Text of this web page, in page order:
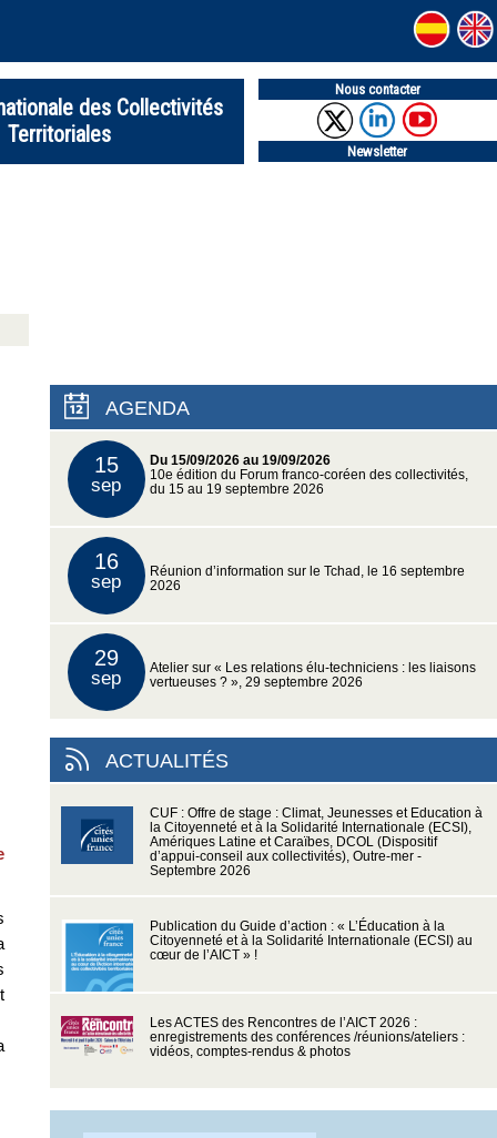
des Collectivités
Territoriales
Nous contacter
Newsletter
AGENDA
15
sep
Du 15/09/2026 au 19/09/2026
10e édition du Forum franco-coréen des collectivités,
du 15 au 19 septembre 2026
16
sep
Réunion d’information sur le Tchad, le 16 septembre
2026
29
sep
Atelier sur « Les relations élu-techniciens : les liaisons
vertueuses ? », 29 septembre 2026
ACTUALITÉS
CUF : Offre de stage : Climat, Jeunesses et Education à
la Citoyenneté et à la Solidarité Internationale (ECSI),
Amériques Latine et Caraïbes, DCOL (Dispositif
d’appui-conseil aux collectivités), Outre-mer -
Septembre 2026
Publication du Guide d’action : « L’Éducation à la
Citoyenneté et à la Solidarité Internationale (ECSI) au
cœur de l’AICT » !
Les ACTES des Rencontres de l’AICT 2026 :
enregistrements des conférences /réunions/ateliers :
vidéos, comptes-rendus & photos